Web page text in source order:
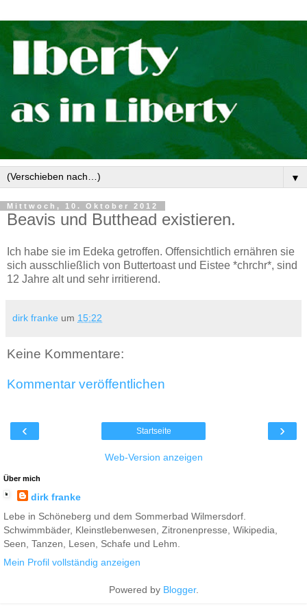
▼
Mittwoch, 10. Oktober 2012
Beavis und Butthead existieren.
Ich habe sie im Edeka getroffen. Offensichtlich ernähren sie
sich ausschließlich von Buttertoast und Eistee *chrchr*, sind
12 Jahre alt und sehr irritierend.
dirk franke um 15:22
Keine Kommentare:
Kommentar veröffentlichen
‹ ›
Startseite
Web-Version anzeigen
Über mich
dirk franke
Lebe in Schöneberg und dem Sommerbad Wilmersdorf.
Schwimmbäder, Kleinstlebenwesen, Zitronenpresse, Wikipedia,
Seen, Tanzen, Lesen, Schafe und Lehm.
Mein Profil vollständig anzeigen
Powered by Blogger.